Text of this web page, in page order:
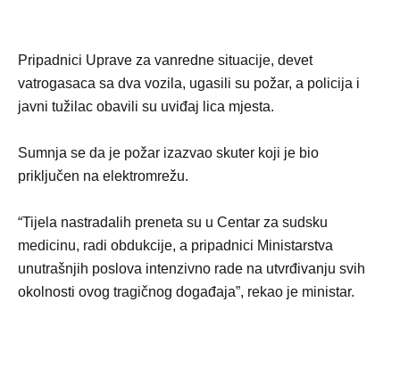
Pripadnici Uprave za vanredne situacije, devet
vatrogasaca sa dva vozila, ugasili su požar, a policija i
javni tužilac obavili su uviđaj lica mjesta.
Sumnja se da je požar izazvao skuter koji je bio
priključen na elektromrežu.
“Tijela nastradalih preneta su u Centar za sudsku
medicinu, radi obdukcije, a pripadnici Ministarstva
unutrašnjih poslova intenzivno rade na utvrđivanju svih
okolnosti ovog tragičnog događaja”, rekao je ministar.